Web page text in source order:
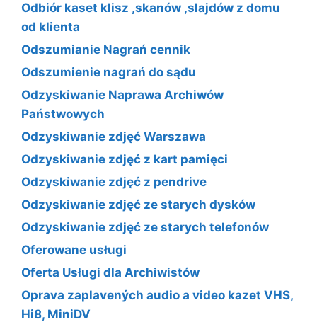
Odbiór kaset klisz ,skanów ,slajdów z domu
od klienta
Odszumianie Nagrań cennik
Odszumienie nagrań do sądu
Odzyskiwanie Naprawa Archiwów
Państwowych
Odzyskiwanie zdjęć Warszawa
Odzyskiwanie zdjęć z kart pamięci
Odzyskiwanie zdjęć z pendrive
Odzyskiwanie zdjęć ze starych dysków
Odzyskiwanie zdjęć ze starych telefonów
Oferowane usługi
Oferta Usługi dla Archiwistów
Oprava zaplavených audio a video kazet VHS,
Hi8, MiniDV